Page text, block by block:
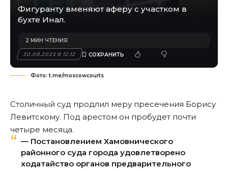
Фигуранту вменяют аферу с участком в
бухте Инал.
30.08.2025 В 12:12
2 МИН ЧТЕНИЯ
Фото: t.me/moscowcourts
Столичный суд продлил меру пресечения Борису
Левитскому. Под арестом он пробудет почти
четыре месяца.
— Постановлением Хамовнического
районного суда города удовлетворено
ходатайство органов предварительного